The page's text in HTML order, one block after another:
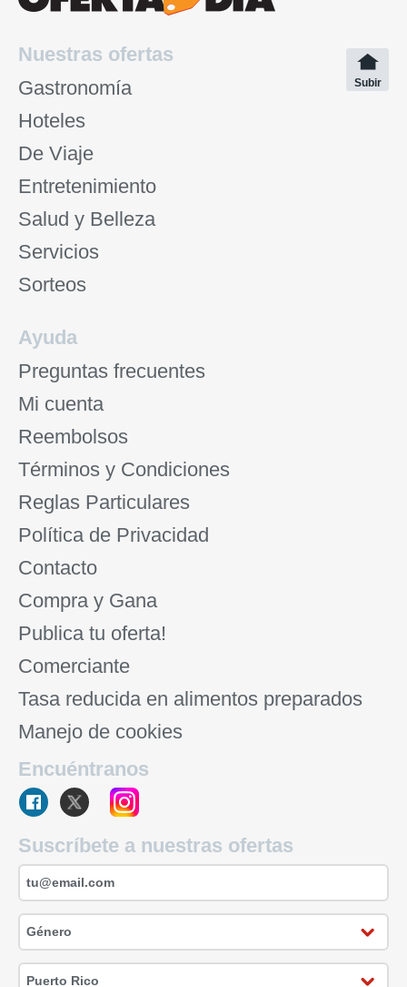
Nuestras ofertas
Gastronomía
Hoteles
De Viaje
Entretenimiento
Salud y Belleza
Servicios
Sorteos
Subir
Ayuda
Preguntas frecuentes
Mi cuenta
Reembolsos
Términos y Condiciones
Reglas Particulares
Política de Privacidad
Contacto
Compra y Gana
Publica tu oferta!
Comerciante
Tasa reducida en alimentos preparados
Manejo de cookies
Encuéntranos
Suscríbete a nuestras ofertas